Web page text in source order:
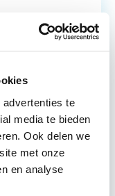
te
media te bieden
Ook delen we
met onze
en analyse
W/B bij Cito of
W Basis